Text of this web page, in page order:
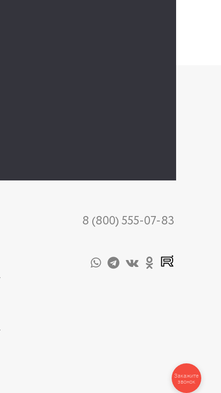
8 (800) 555-07-83
Закажите
звонок